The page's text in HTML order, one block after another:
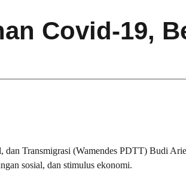
Covid-19,
Transmigrasi (Wamendes PDTT) Budi
sosial, dan stimulus ekonomi.